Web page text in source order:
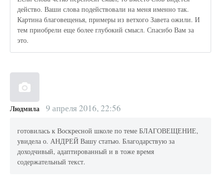
действо. Ваши слова подействовали на меня именно так.
Картина благовещенья, примеры из ветхого Завета ожили. И
тем приобрели еще более глубокий смысл. Спасибо Вам за
это.
Людмила 9 апреля 2016, 22:56
готовилась к Воскресной школе по теме БЛАГОВЕЩЕНИЕ,
увидела о. АНДРЕЙ Вашу статью. Благодарствую за
доходчивый, адаптированный и в тоже время
содержательный текст.